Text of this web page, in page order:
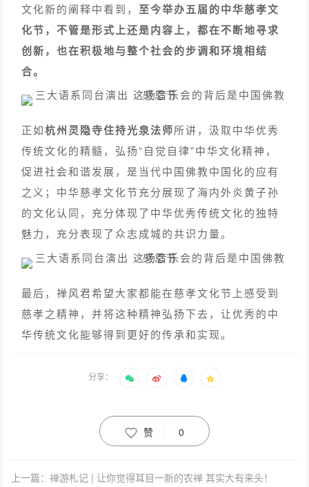
文化新的阐释中看到， 至今举办五届的中华慈孝文
化节，不管是形式上还是内容上，都在不断地寻求
创新，也在积极地与整个社会的步调和环境相结
合。
正如杭州灵隐寺住持光泉法师所讲，汲取中华优秀
传统文化的精髓，弘扬“自觉自律”中华文化精神，
促进社会和谐发展，是当代中国佛教中国化的应有
之义；中华慈孝文化节充分展现了海内外炎黄子孙
的文化认同，充分体现了中华优秀传统文化的独特
魅力，充分表现了众志成城的共识力量。
最后，禅风君希望大家都能在慈孝文化节上感受到
慈孝之精神，并将这种精神弘扬下去，让优秀的中
华传统文化能够得到更好的传承和实现。
分享：
赞 0
上一篇：禅游札记 | 让你觉得耳目一新的农禅 其实大有来头！